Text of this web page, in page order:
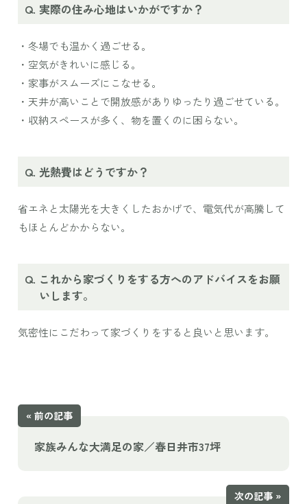
実際の住み心地はいかがですか？
・冬場でも温かく過ごせる。
・空気がきれいに感じる。
・家事がスムーズにこなせる。
・天井が高いことで開放感がありゆったり過ごせている。
・収納スペースが多く、物を置くのに困らない。
光熱費はどうですか？
省エネと太陽光を大きくしたおかげで、電気代が高騰して
もほとんどかからない。
これから家づくりをする方へのアドバイスをお願
いします。
気密性にこだわって家づくりをすると良いと思います。
« 前の記事
家族みんな大満足の家／春日井市37坪
次の記事 »